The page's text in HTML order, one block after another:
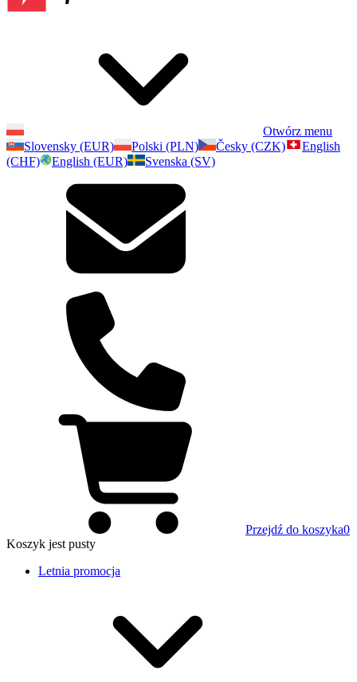
Otwórz menu
Slovensky (EUR)
Polski (PLN) Česky (CZK)
English
(CHF)
English (EUR) Svenska (SV)
Przejdź do koszyka0
Koszyk jest pusty
Letnia promocja